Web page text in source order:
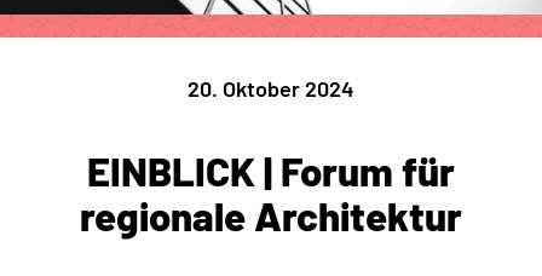
20. Oktober 2024
EINBLICK | Forum für
regionale Architektur